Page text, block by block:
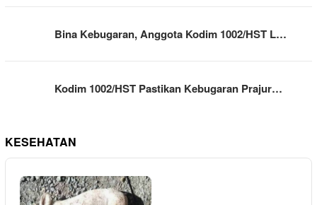
Bina Kebugaran, Anggota Kodim 1002/HST L…
Kodim 1002/HST Pastikan Kebugaran Prajur…
KESEHATAN